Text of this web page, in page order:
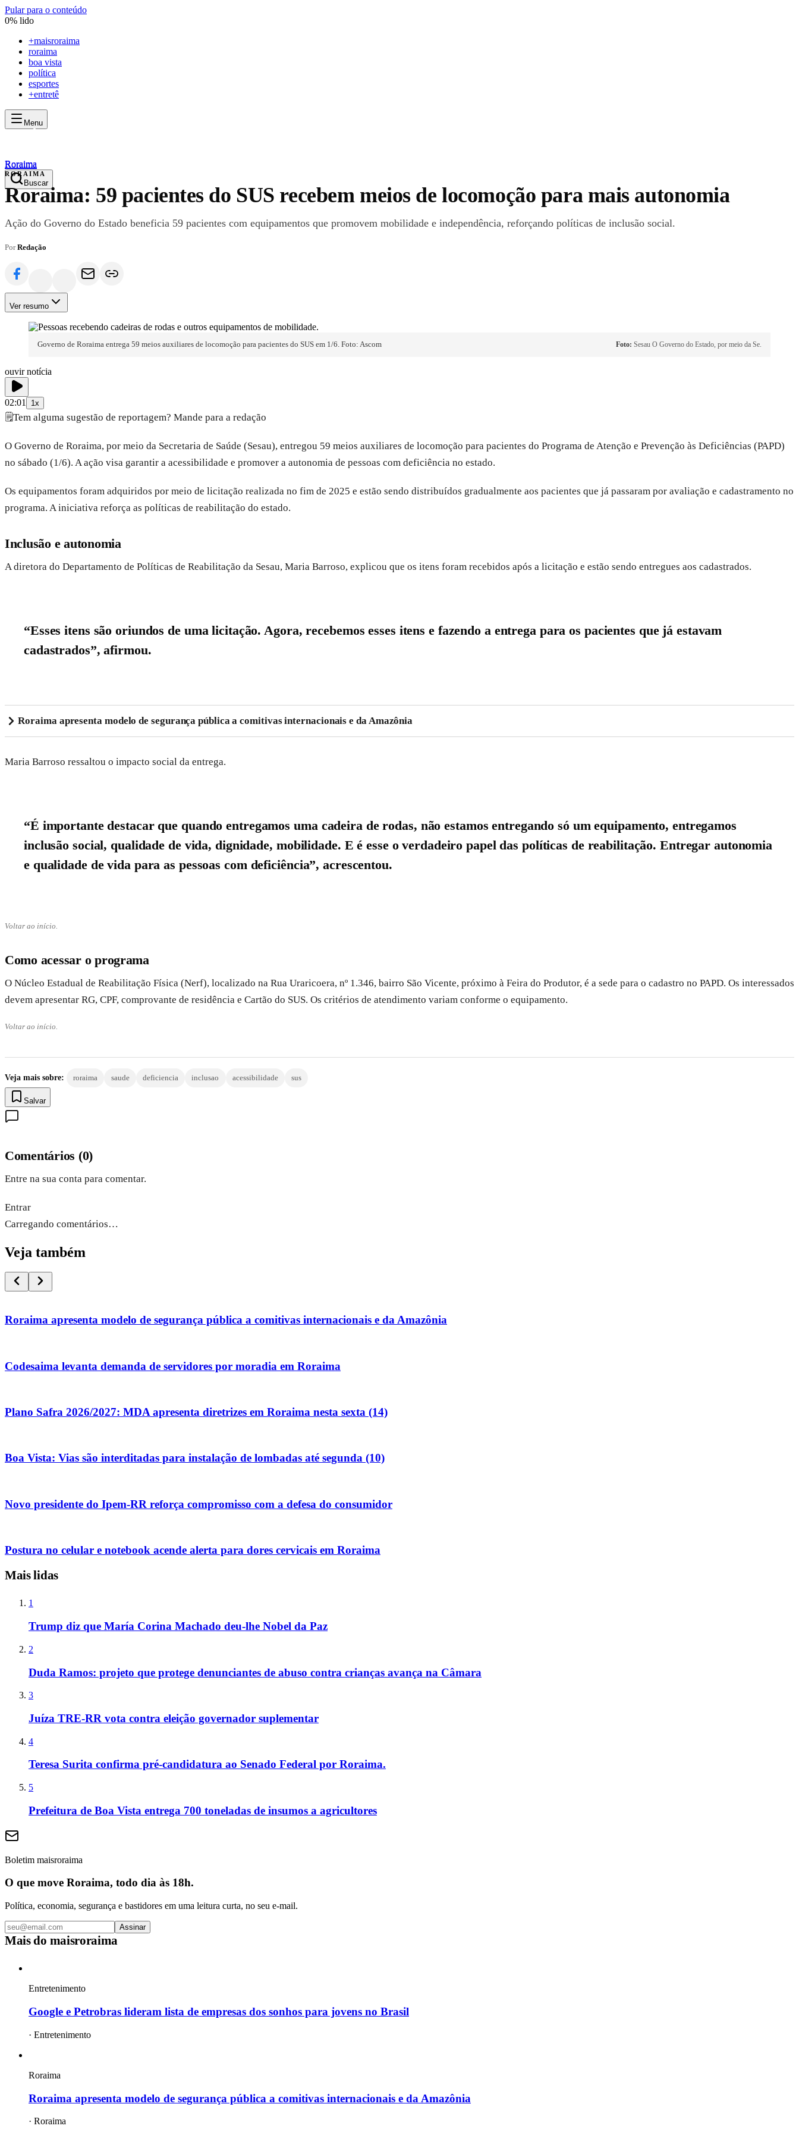
Pular para o conteúdo
0% lido
+maisroraima
roraima
boa vista
política
esportes
+entretê
Menu
maisroraima
Roraima
Buscar
Roraima
RORAIMA
Roraima: 59 pacientes do SUS recebem meios de locomoção para mais autonomia
Ação do Governo do Estado beneficia 59 pacientes com equipamentos que promovem mobilidade e independência, reforçando políticas de inclusão social.
PorRedação
Ver resumo
Governo de Roraima entrega 59 meios auxiliares de locomoção para pacientes do SUS em 1/6. Foto: Ascom Foto: Sesau O Governo do Estado, por meio da Se.
ouvir notícia
02:01 1x
🗒️Tem alguma sugestão de reportagem? Mande para a redação
O Governo de Roraima, por meio da Secretaria de Saúde (Sesau), entregou 59 meios auxiliares de locomoção para pacientes do Programa de Atenção e Prevenção às Deficiências (PAPD)
no sábado (1/6). A ação visa garantir a acessibilidade e promover a autonomia de pessoas com deficiência no estado.
Os equipamentos foram adquiridos por meio de licitação realizada no fim de 2025 e estão sendo distribuídos gradualmente aos pacientes que já passaram por avaliação e cadastramento no
programa. A iniciativa reforça as políticas de reabilitação do estado.
Inclusão e autonomia
A diretora do Departamento de Políticas de Reabilitação da Sesau, Maria Barroso, explicou que os itens foram recebidos após a licitação e estão sendo entregues aos cadastrados.
“Esses itens são oriundos de uma licitação. Agora, recebemos esses itens e fazendo a entrega para os pacientes que já estavam
cadastrados”, afirmou.
Roraima apresenta modelo de segurança pública a comitivas internacionais e da Amazônia
Maria Barroso ressaltou o impacto social da entrega.
“É importante destacar que quando entregamos uma cadeira de rodas, não estamos entregando só um equipamento, entregamos
inclusão social, qualidade de vida, dignidade, mobilidade. E é esse o verdadeiro papel das políticas de reabilitação. Entregar autonomia
e qualidade de vida para as pessoas com deficiência”, acrescentou.
Voltar ao início.
Como acessar o programa
O Núcleo Estadual de Reabilitação Física (Nerf), localizado na Rua Uraricoera, nº 1.346, bairro São Vicente, próximo à Feira do Produtor, é a sede para o cadastro no PAPD. Os interessados
devem apresentar RG, CPF, comprovante de residência e Cartão do SUS. Os critérios de atendimento variam conforme o equipamento.
Voltar ao início.
Veja mais sobre: roraima saude deficiencia inclusao acessibilidade sus
Salvar
Comentários (0)
Entre na sua conta para comentar.
Entrar
Carregando comentários…
Veja também
Roraima apresenta modelo de segurança pública a comitivas internacionais e da Amazônia
Codesaima levanta demanda de servidores por moradia em Roraima
Plano Safra 2026/2027: MDA apresenta diretrizes em Roraima nesta sexta (14)
Boa Vista: Vias são interditadas para instalação de lombadas até segunda (10)
Novo presidente do Ipem-RR reforça compromisso com a defesa do consumidor
Postura no celular e notebook acende alerta para dores cervicais em Roraima
Mais lidas
1
Trump diz que María Corina Machado deu-lhe Nobel da Paz
2
Duda Ramos: projeto que protege denunciantes de abuso contra crianças avança na Câmara
3
Juíza TRE-RR vota contra eleição governador suplementar
4
Teresa Surita confirma pré-candidatura ao Senado Federal por Roraima.
5
Prefeitura de Boa Vista entrega 700 toneladas de insumos a agricultores
Boletim maisroraima
O que move Roraima, todo dia às 18h.
Política, economia, segurança e bastidores em uma leitura curta, no seu e-mail.
Assinar
Mais do maisroraima
Entretenimento
Google e Petrobras lideram lista de empresas dos sonhos para jovens no Brasil
· Entretenimento
Roraima
Roraima apresenta modelo de segurança pública a comitivas internacionais e da Amazônia
· Roraima